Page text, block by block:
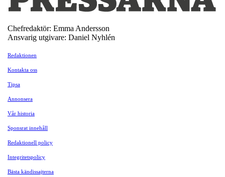
Chefredaktör: Emma Andersson
Ansvarig utgivare: Daniel Nyhlén
Redaktionen
Kontakta oss
Tipsa
Annonsera
Vår historia
Sponsrat innehåll
Redaktionell policy
Integritetspolicy
Bästa kändissajterna